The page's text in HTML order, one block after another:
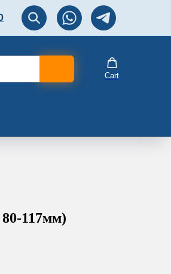
Перезвоните мне!
Cart
117мм)